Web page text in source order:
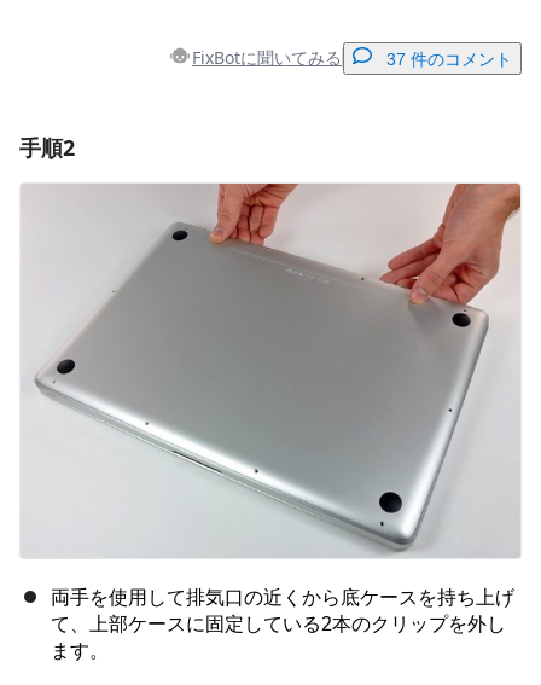
FixBotに聞いてみる 37 件のコメント
コメントを投稿
手順2
両手を使用して排気口の近くから底ケースを持ち上げ
て、上部ケースに固定している2本のクリップを外し
ます。